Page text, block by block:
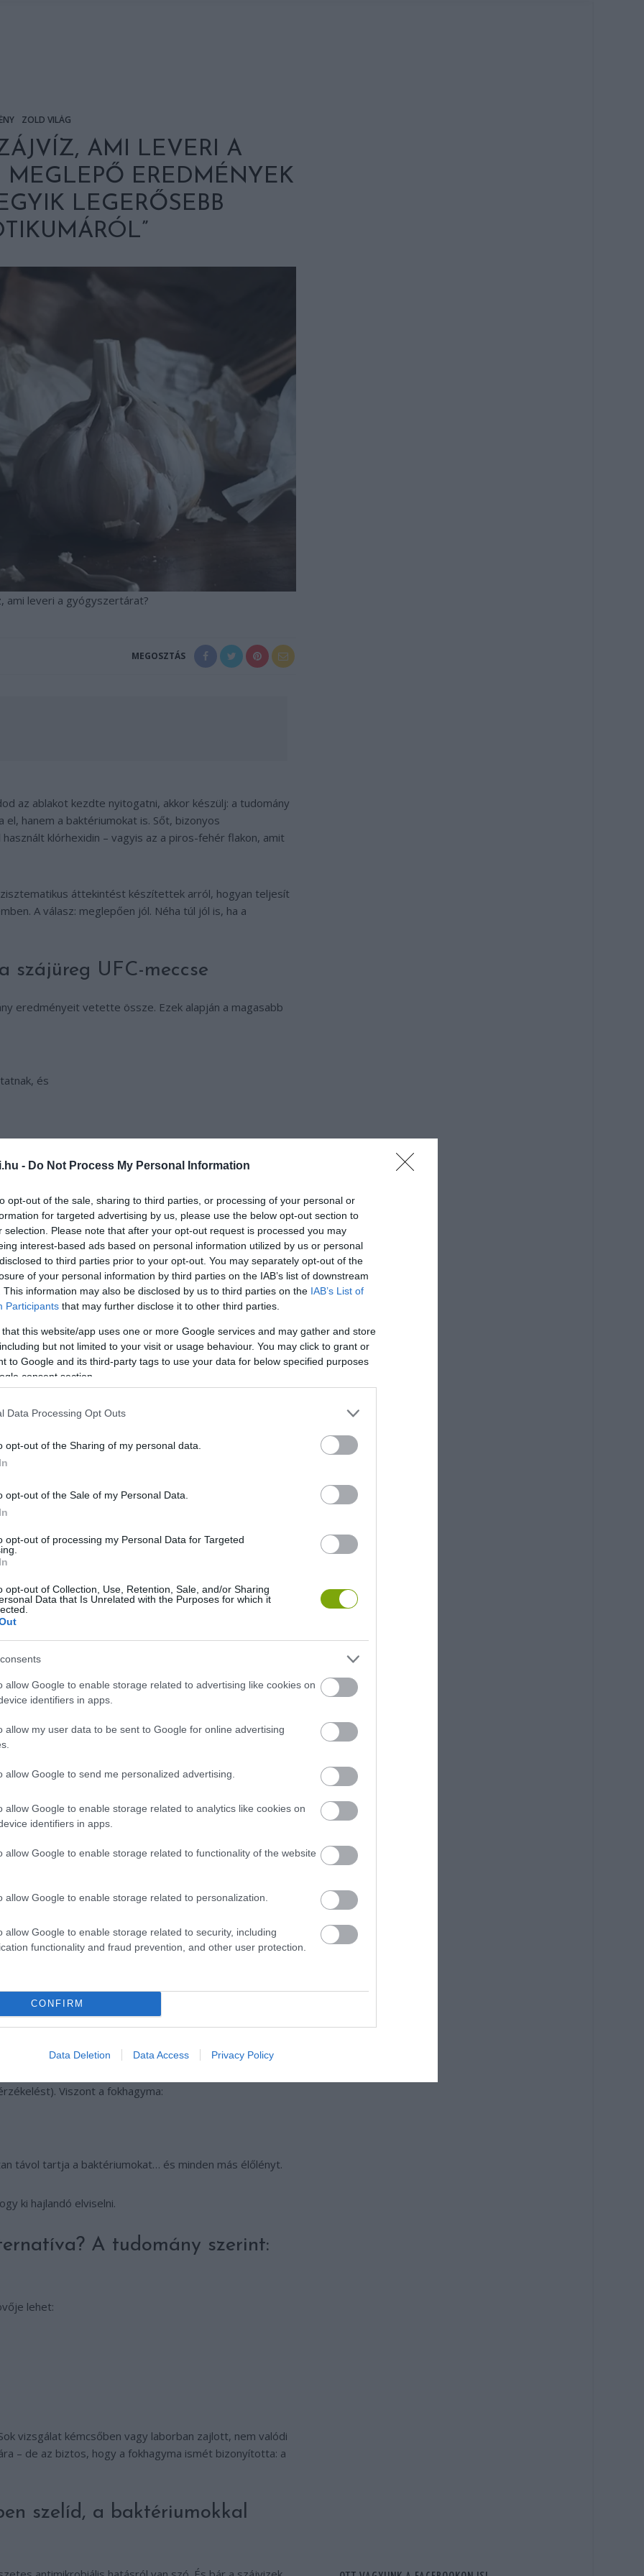
- Do Not Process My Personal Information
opt-out of the sale, sharing to third parties, or processing of your personal or
for targeted advertising by us, please use the below opt-out section to
selection. Please note that after your opt-out request is processed you may
interest-based ads based on personal information utilized by us or personal
to third parties prior to your opt-out. You may separately opt-out of the
of your personal information by third parties on the IAB’s list of downstream
This information may also be disclosed by us to third parties on the IAB’s List of
Participants that may further disclose it to other third parties.
that this website/app uses one or more Google services and may gather and store
but not limited to your visit or usage behaviour. You may click to grant or
to Google and its third-party tags to use your data for below specified purposes
consent section.
Data Processing Opt Outs
opt-out of the Sharing of my personal data.
opt-out of the Sale of my Personal Data.
opt-out of processing my Personal Data for Targeted
opt-out of Collection, Use, Retention, Sale, and/or Sharing
Data that Is Unrelated with the Purposes for which it
allow Google to enable storage related to advertising like cookies on
identifiers in apps.
allow my user data to be sent to Google for online advertising
allow Google to send me personalized advertising.
allow Google to enable storage related to analytics like cookies on
identifiers in apps.
allow Google to enable storage related to functionality of the website
allow Google to enable storage related to personalization.
allow Google to enable storage related to security, including
functionality and fraud prevention, and other user protection.
CONFIRM
Data Deletion Data Access Privacy Policy
ZÖLD VILÁG
AMI LEVERI A
MEGLEPŐ EREDMÉNYEK
LEGERŐSEBB
ami leveri a gyógyszertárat?
MEGOSZTÁS
az ablakot kezdte nyitogatni, akkor készülj: a tudomány
hanem a baktériumokat is. Sőt, bizonyos
klórhexidin – vagyis az a piros-fehér flakon, amit
áttekintést készítettek arról, hogyan teljesít
A válasz: meglepően jól. Néha túl jól is, ha a
szájüreg UFC-meccse
eredményeit vetette össze. Ezek alapján a magasabb
és
óvatosan ezt úgy fogalmazták meg: „a betegek
csípett és illatos volt.
Az allicin a hibás
összezúzzuk vagy felaprítjuk.
hogy a világ 2024-ben 30 millió tonna
tudják, mi az erős.
mellékhatásai enyhébbek, mint a klórhexidiné (ami
Viszont a fokhagyma:
távol tartja a baktériumokat… és minden más élőlényt.
ki hajlandó elviselni.
A tudomány szerint:
lehet:
vizsgálat kémcsőben vagy laborban zajlott, nem valódi
– de az biztos, hogy a fokhagyma ismét bizonyította: a
szelíd, a baktériumokkal